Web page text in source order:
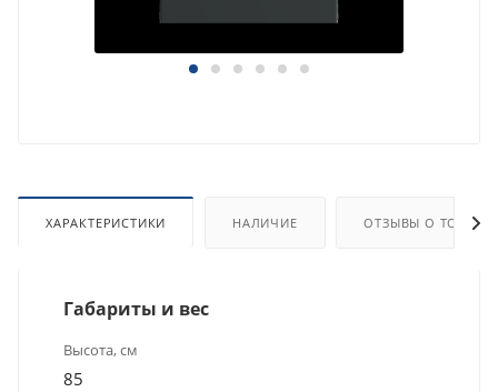
ХАРАКТЕРИСТИКИ НАЛИЧИЕ ОТЗЫВЫ О ТОВАРЕ
Габариты и вес
Высота, см
85